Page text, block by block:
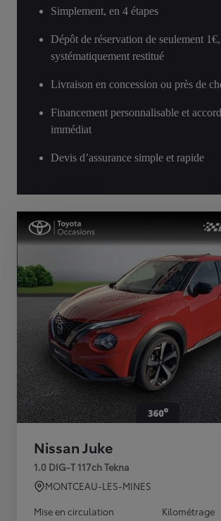
Simplement, en 4 étapes
Dépôt de réservation de seulement 1€,
systématiquement restitué
Livraison en concession ou près de
Financement personnalisable et
immédiat
Devis d’assurance simple et rapide
Nissan Juke
1.0 DIG-T 117ch Tekna
MONTCEAU-LES-MINES
Mise en circulation
Kilométrage